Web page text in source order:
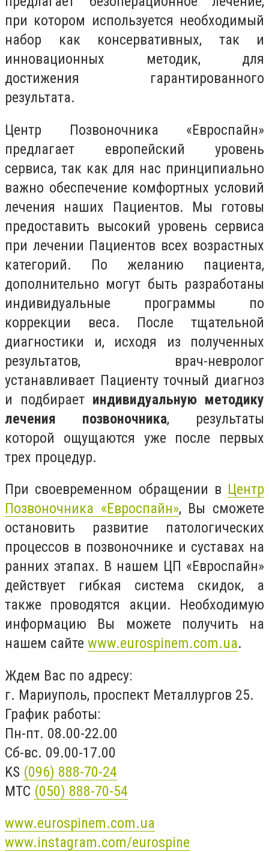
при котором используется необходимый
набор как консервативных, так и
инновационных методик, для
достижения гарантированного
результата.
Центр Позвоночника «Евроспайн»
предлагает европейский уровень
сервиса, так как для нас принципиально
важно обеспечение комфортных условий
лечения наших Пациентов. Мы готовы
предоставить высокий уровень сервиса
при лечении Пациентов всех возрастных
категорий. По желанию пациента,
дополнительно могут быть разработаны
индивидуальные программы по
коррекции веса. После тщательной
диагностики и, исходя из полученных
результатов, врач-невролог
устанавливает Пациенту точный диагноз
и подбирает индивидуальную методику
лечения позвоночника, результаты
которой ощущаются уже после первых
трех процедур.
При своевременном обращении в Центр
Позвоночника «Евроспайн», Вы сможете
остановить развитие патологических
процессов в позвоночнике и суставах на
ранних этапах. В нашем ЦП «Евроспайн»
действует гибкая система скидок, а
также проводятся акции. Необходимую
информацию Вы можете получить на
нашем сайте www.eurospinem.com.ua.
Ждем Вас по адресу:
г. Мариуполь, проспект Металлургов 25.
График работы:
Пн-пт. 08.00-22.00
Сб-вс. 09.00-17.00
KS (096) 888-70-24
MTC (050) 888-70-54
www.eurospinem.com.ua
www.instagram.com/eurospine